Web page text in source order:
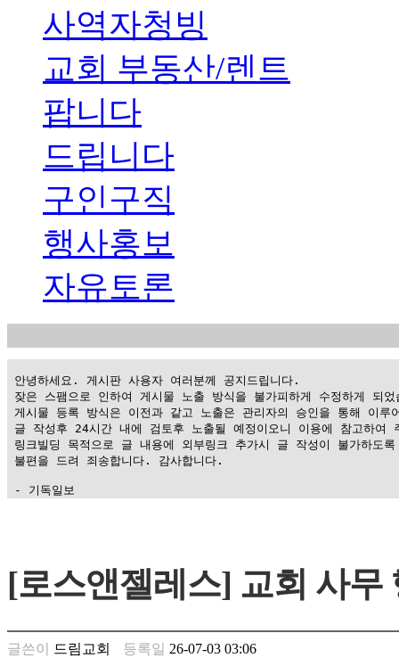
사역자청빙
교회 부동산/렌트
팝니다
드립니다
구인구직
행사홍보
자유토론
안녕하세요. 게시판 사용자 여러분께 공지드립니다.
잦은 스팸으로 인하여 게시물 노출 방식을 불가피하게 수정하게 되었
게시물 등록 방식은 이전과 같고 노출은 관리자의 승인을 통해 이루
글 작성후 24시간 내에 검토후 노출될 예정이오니 이용에 참고하여
링크빌딩 목적으로 글 내용에 외부링크 추가시 글 작성이 불가하도
불편을 드려 죄송합니다. 감사합니다.
- 기독일보
남
찾
은
꼴
[로스앤젤레스] 교회 사무
글쓴이 드림교회 등록일 26-07-03 03:06